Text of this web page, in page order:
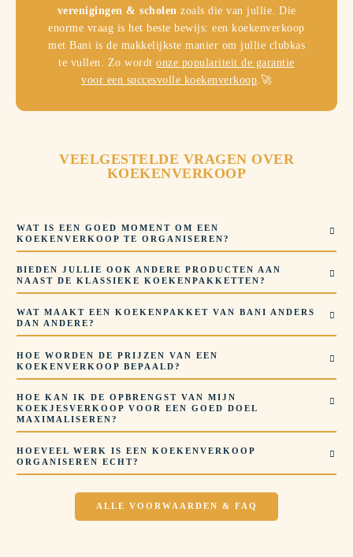
verenigingen & scholen zoals die van jullie. Die
enorme vraag is het beste bewijs: een koekenverkoop
met Bani is de makkelijkste manier om jullie clubkas
te vullen. Zo wordtonze populariteit de garantie
voor een succesvolle koekenverkoop .🚀
VEELGESTELDE VRAGEN OVER
KOEKENVERKOOP
WAT IS EEN GOED MOMENT OM EEN
KOEKENVERKOOP TE ORGANISEREN?
BIEDEN JULLIE OOK ANDERE PRODUCTEN AAN
NAAST DE KLASSIEKE KOEKENPAKKETTEN?
WAT MAAKT EEN KOEKENPAKKET VAN BANI ANDERS
DAN ANDERE?
HOE WORDEN DE PRIJZEN VAN EEN
KOEKENVERKOOP BEPAALD?
HOE KAN IK DE OPBRENGST VAN MIJN
KOEKJESVERKOOP VOOR EEN GOED DOEL
MAXIMALISEREN?
HOEVEEL WERK IS EEN KOEKENVERKOOP
ORGANISEREN ECHT?
ALLE VOORWAARDEN & FAQ